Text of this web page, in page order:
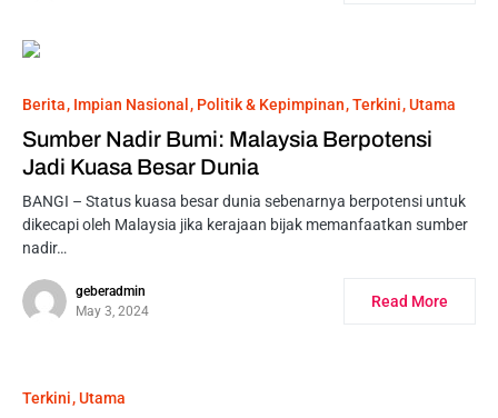
Berita Impian Nasional Politik & Kepimpinan Terkini Utama
Sumber Nadir Bumi: Malaysia Berpotensi
Jadi Kuasa Besar Dunia
BANGI – Status kuasa besar dunia sebenarnya berpotensi untuk
dikecapi oleh Malaysia jika kerajaan bijak memanfaatkan sumber
nadir…
geberadmin
May 3, 2024
Read More
Terkini Utama